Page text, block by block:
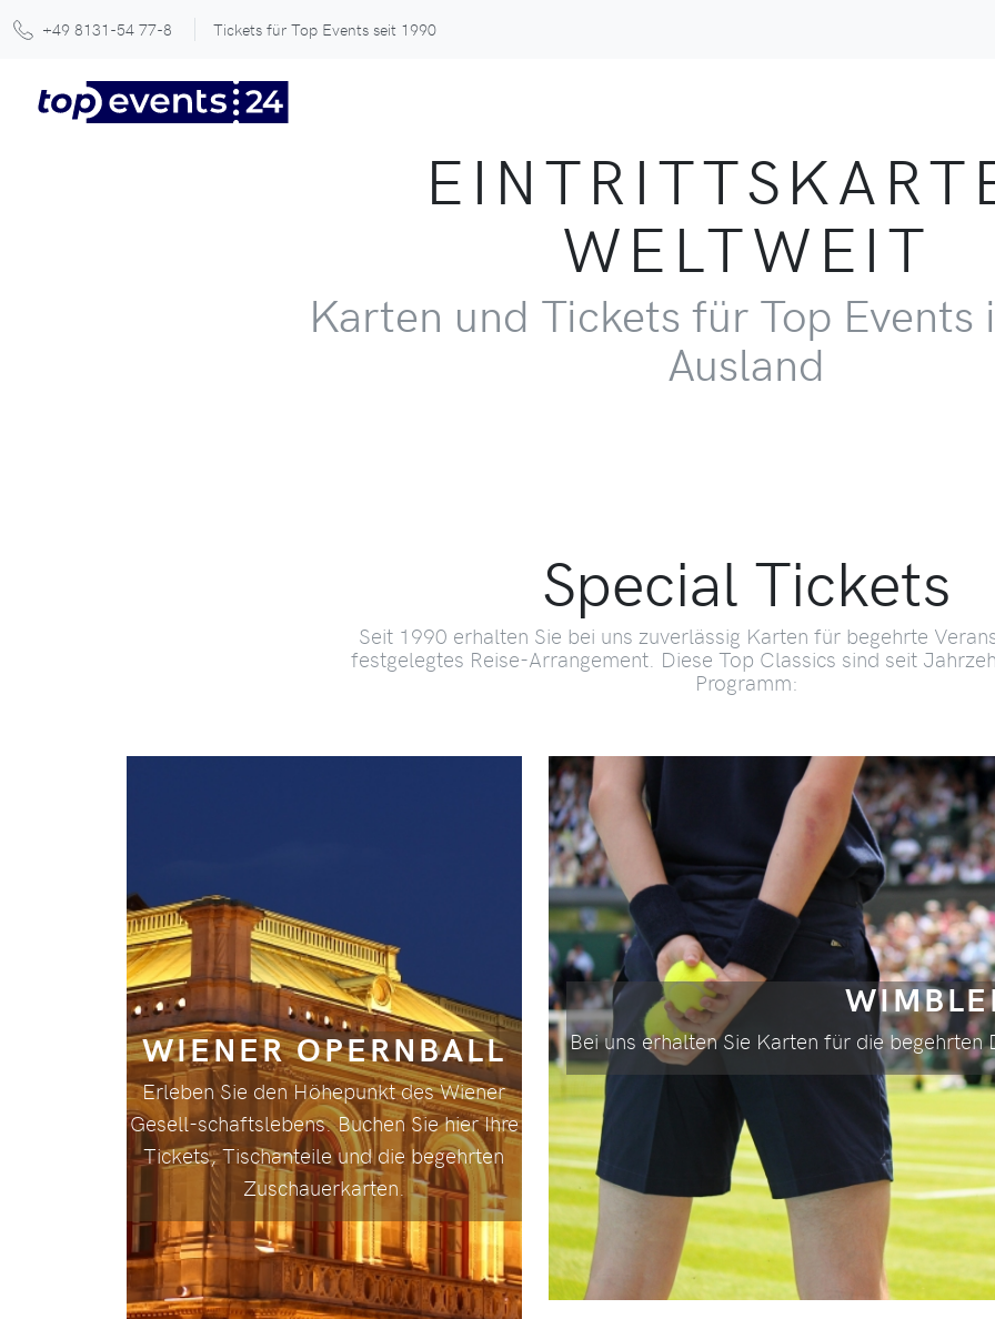
+49 8131-54 77-8 Tickets für Top Events seit 1990
WELTWEIT
Karten und Tickets für Top Events
Ausland
Special Tickets
Seit 1990 erhalten Sie bei uns zuverlässig Karten für begehrte
festgelegtes Reise-Arrangement. Diese Top Classics sind seit
Programm:
WIENER OPERNBALL
Erleben Sie den Höhepunkt des Wiener
Gesell-schaftslebens. Buchen Sie hier Ihre
Tickets, Tischanteile und die begehrten
Zuschauerkarten.
Bei uns erhalten Sie Karten für die